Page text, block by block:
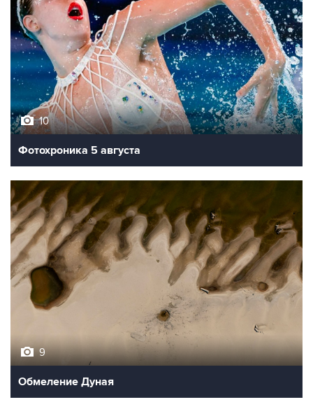
10
Фотохроника 5 августа
9
Обмеление Дуная